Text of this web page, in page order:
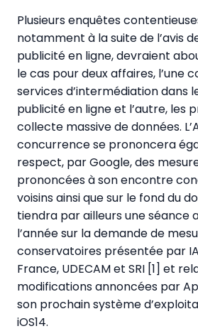
Plusieurs enquêtes
notamment à la suite de l’avis
publicité en ligne, devraient
le cas pour deux affaires, l’une
services d’intermédiation dans
publicité en ligne et l’autre, les
collecte massive de données.
concurrence se prononcera
respect, par Google, des
prononcées à son encontre
voisins ainsi que sur le fond du
tiendra par ailleurs une séance
l’année sur la demande de
conservatoires présentée par
France, UDECAM et SRI [1] et
modifications annoncées par
son prochain système
iOS14.